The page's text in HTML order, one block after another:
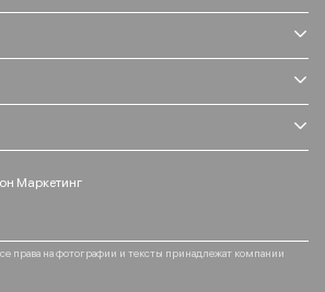
Маркетинг
права на фотографии и тексты принадлежат компании